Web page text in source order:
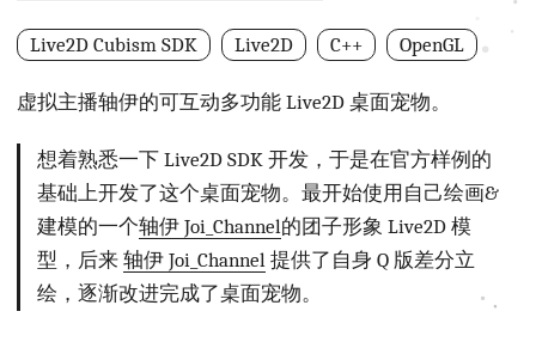
Live2D Cubism SDK Live2D C++ OpenGL
虚拟主播轴伊的可互动多功能 Live2D 桌面宠物。
想着熟悉一下 Live2D SDK 开发，于是在官方样例的
基础上开发了这个桌面宠物。最开始使用自己绘画&
建模的一个轴伊 Joi_Channel的团子形象 Live2D 模
型，后来 轴伊 Joi_Channel 提供了自身 Q 版差分立
绘，逐渐改进完成了桌面宠物。